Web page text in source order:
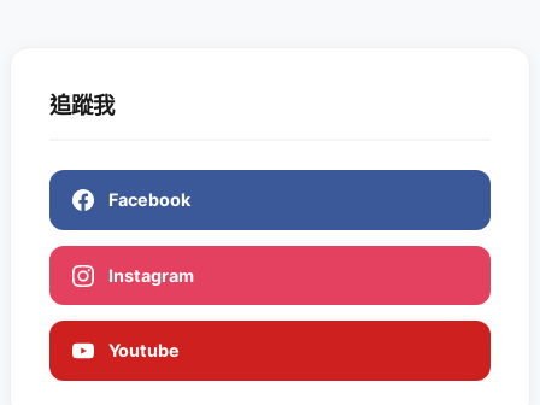
追蹤我
Facebook
Instagram
Youtube